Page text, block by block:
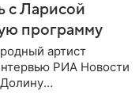
с Ларисой
программу
артист
РИА Новости